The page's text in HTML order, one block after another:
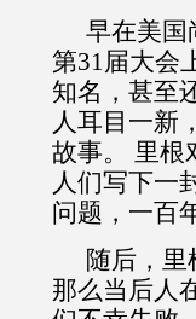
早在美国
第31届大会
知名，甚至
人耳目一新
故事。
里根
人们写下一
问题，一百
随后，
那么当后人